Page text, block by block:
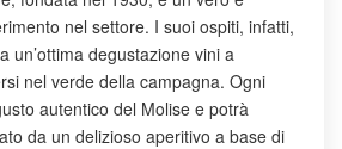
nel settore. I suoi ospiti, infatti,
un’ottima degustazione vini a
nel verde della campagna. Ogni
autentico del Molise e potrà
da un delizioso aperitivo a base di